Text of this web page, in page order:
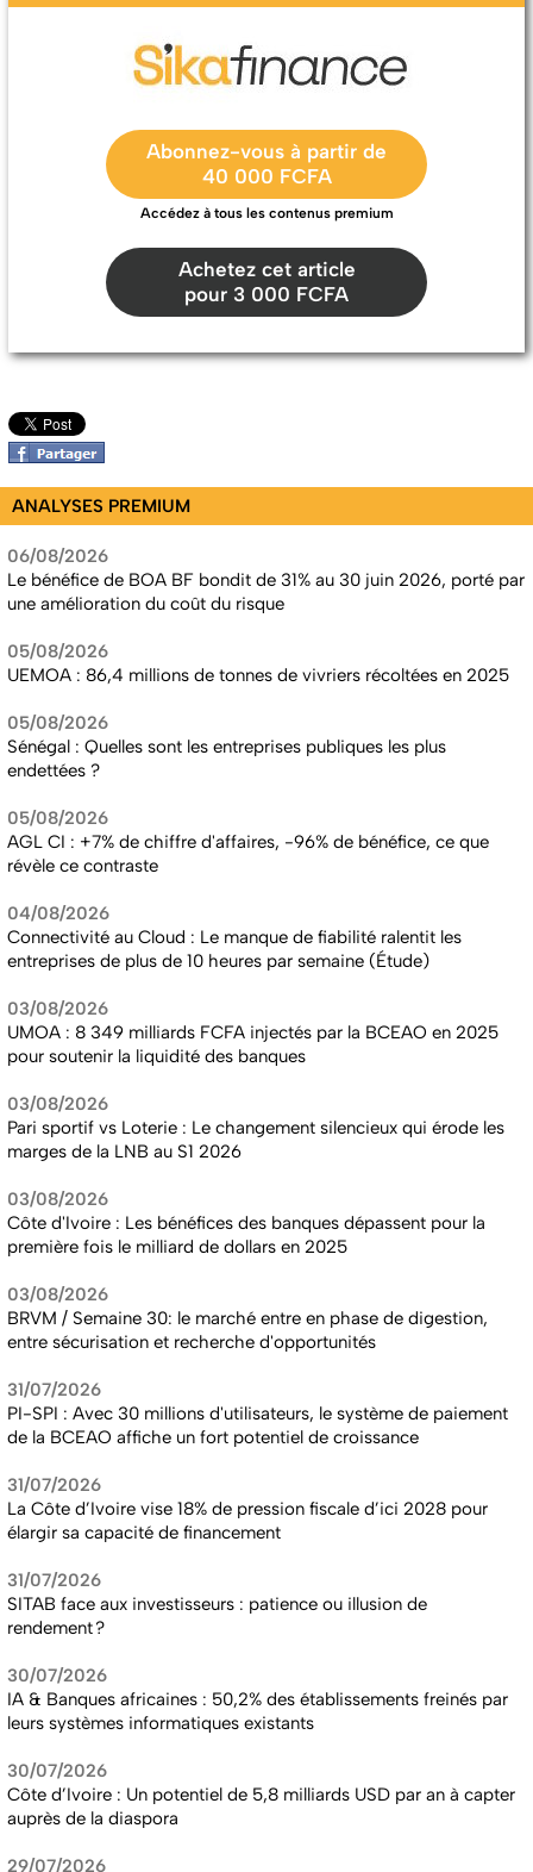
Abonnez-vous à partir de
40 000 FCFA
Accédez à tous les contenus premium
Achetez cet article
pour 3 000 FCFA
ANALYSES PREMIUM
06/08/2026
Le bénéfice de BOA BF bondit de 31% au 30 juin 2026, porté par
une amélioration du coût du risque
05/08/2026
UEMOA : 86,4 millions de tonnes de vivriers récoltées en 2025
05/08/2026
Sénégal : Quelles sont les entreprises publiques les plus
endettées ?
05/08/2026
AGL CI : +7% de chiffre d'affaires, -96% de bénéfice, ce que
révèle ce contraste
04/08/2026
Connectivité au Cloud : Le manque de fiabilité ralentit les
entreprises de plus de 10 heures par semaine (Étude)
03/08/2026
UMOA : 8 349 milliards FCFA injectés par la BCEAO en 2025
pour soutenir la liquidité des banques
03/08/2026
Pari sportif vs Loterie : Le changement silencieux qui érode les
marges de la LNB au S1 2026
03/08/2026
Côte d'Ivoire : Les bénéfices des banques dépassent pour la
première fois le milliard de dollars en 2025
03/08/2026
BRVM / Semaine 30: le marché entre en phase de digestion,
entre sécurisation et recherche d'opportunités
31/07/2026
PI-SPI : Avec 30 millions d'utilisateurs, le système de paiement
de la BCEAO affiche un fort potentiel de croissance
31/07/2026
La Côte d’Ivoire vise 18% de pression fiscale d’ici 2028 pour
élargir sa capacité de financement
31/07/2026
SITAB face aux investisseurs : patience ou illusion de
rendement ?
30/07/2026
IA & Banques africaines : 50,2% des établissements freinés par
leurs systèmes informatiques existants
30/07/2026
Côte d’Ivoire : Un potentiel de 5,8 milliards USD par an à capter
auprès de la diaspora
29/07/2026